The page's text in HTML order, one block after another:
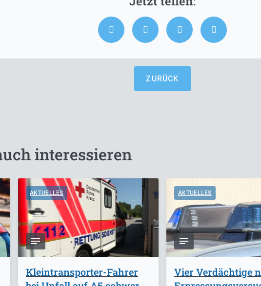
ZURÜCK
interessieren
AKTUELLES
Kleintransporter-Fahrer
AKTUELLES
Vier Verdächtige